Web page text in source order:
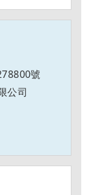
號
公司